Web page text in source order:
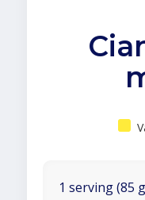
1 serving (85